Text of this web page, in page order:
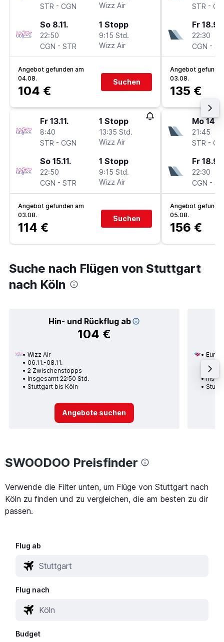
STR - CGN
Wizz Air
So 8.11.
22:50
CGN - STR
1 Stopp
9:15 Std.
Wizz Air
Angebot gefunden am
04.08.
104 €
Suchen
Fr 13.11.
8:40
STR - CGN
1 Stopp
13:35 Std.
Wizz Air
So 15.11.
22:50
CGN - STR
1 Stopp
9:15 Std.
Wizz Air
Angebot gefunden am
03.08.
114 €
Suchen
STR -
Fr 18.9.
22:30
CGN -
Angebot
03.08.
135 €
Mo 14.9.
21:45
STR -
Fr 18.9.
22:30
CGN -
Angebot
05.08.
156 €
Suche nach Flügen von Stuttgart
nach Köln
Hin- und Rückflug ab
104 €
Wizz Air
06.11.-08.11.
2 Zwischenstopps
Insgesamt 22:50 Std.
Stuttgart bis Köln
Angebote suchen
1
SWOODOO Preisfinder
Verwende die Filter unten, um Flüge von Stuttgart nach
Köln zu finden und zu vergleichen, die am besten zu dir
passen.
Flug ab
Flug nach
Budget